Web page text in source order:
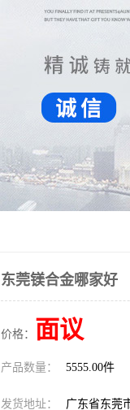
东莞镁合金哪家好
价格： 面议
产品数量： 5555.00件
发货地址： 广东省东莞